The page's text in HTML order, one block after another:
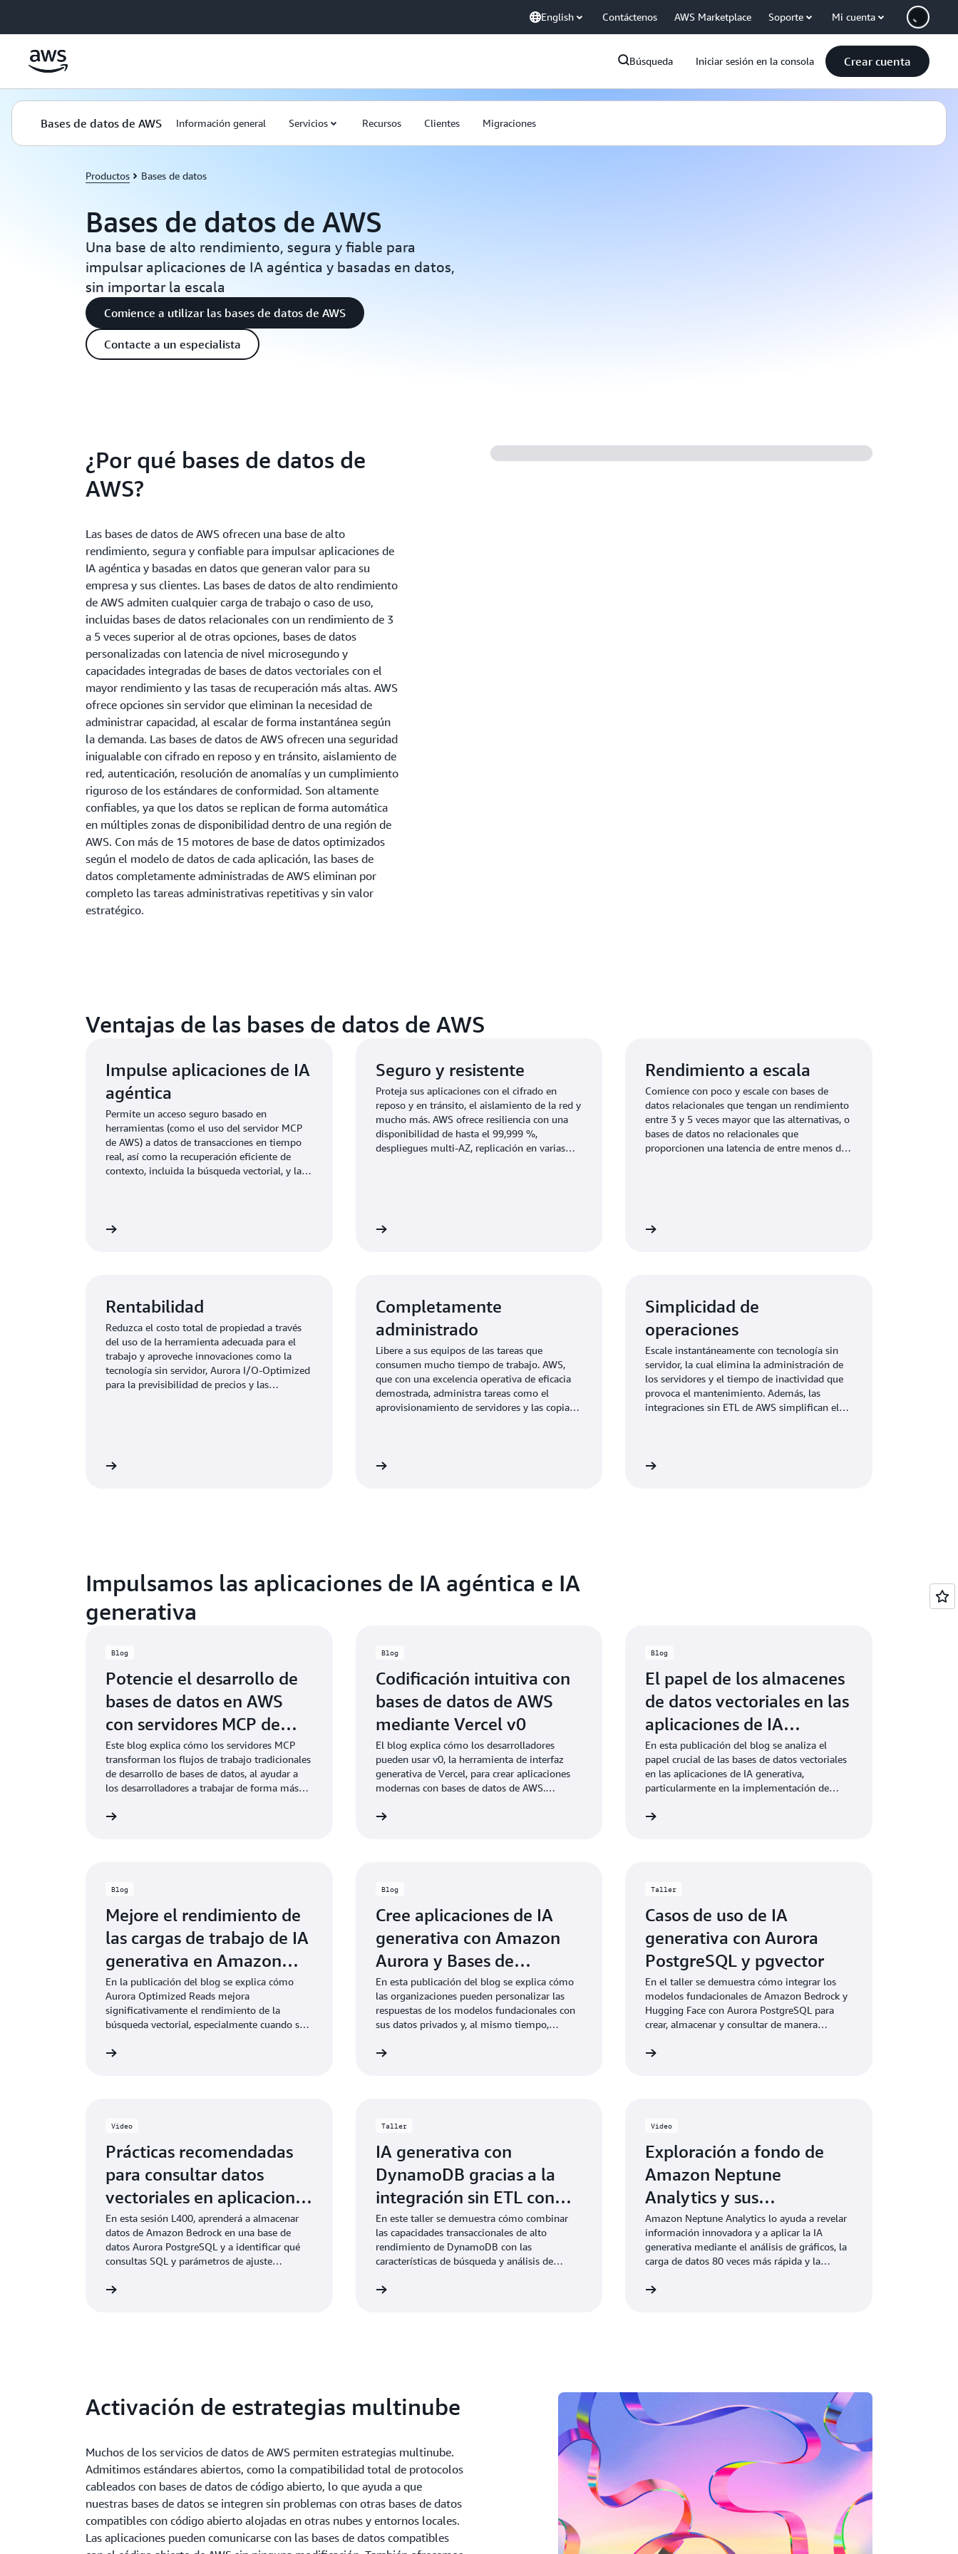
English Contáctenos AWS Marketplace Soporte Mi cuenta
Búsqueda Iniciar sesión en la consola Crear cuenta
Bases de datos de AWS Información general Servicios Recursos Clientes Migraciones
Productos Bases de datos
Bases de datos de AWS
Una base de alto rendimiento, segura y fiable para
impulsar aplicaciones de IA agéntica y basadas en datos,
sin importar la escala
Comience a utilizar las bases de datos de AWS
Contacte a un especialista
¿Por qué bases de datos de
AWS?
Las bases de datos de AWS ofrecen una base de alto
rendimiento, segura y confiable para impulsar aplicaciones de
IA agéntica y basadas en datos que generan valor para su
empresa y sus clientes. Las bases de datos de alto rendimiento
de AWS admiten cualquier carga de trabajo o caso de uso,
incluidas bases de datos relacionales con un rendimiento de 3
a 5 veces superior al de otras opciones, bases de datos
personalizadas con latencia de nivel microsegundo y
capacidades integradas de bases de datos vectoriales con el
mayor rendimiento y las tasas de recuperación más altas. AWS
ofrece opciones sin servidor que eliminan la necesidad de
administrar capacidad, al escalar de forma instantánea según
la demanda. Las bases de datos de AWS ofrecen una seguridad
inigualable con cifrado en reposo y en tránsito, aislamiento de
red, autenticación, resolución de anomalías y un cumplimiento
riguroso de los estándares de conformidad. Son altamente
confiables, ya que los datos se replican de forma automática
en múltiples zonas de disponibilidad dentro de una región de
AWS. Con más de 15 motores de base de datos optimizados
según el modelo de datos de cada aplicación, las bases de
datos completamente administradas de AWS eliminan por
completo las tareas administrativas repetitivas y sin valor
estratégico.
Ventajas de las bases de datos de AWS
Impulse aplicaciones de IA
agéntica
Permite un acceso seguro basado en
herramientas (como el uso del servidor MCP
de AWS) a datos de transacciones en tiempo
real, así como la recuperación eficiente de
contexto, incluida la búsqueda vectorial, y la
Seguro y resistente
Proteja sus aplicaciones con el cifrado en
reposo y en tránsito, el aislamiento de la red y
mucho más. AWS ofrece resiliencia con una
disponibilidad de hasta el 99,999 %,
despliegues multi-AZ, replicación en varias
Rendimiento a escala
Comience con poco y escale con bases de
datos relacionales que tengan un rendimiento
entre 3 y 5 veces mayor que las alternativas, o
bases de datos no relacionales que
proporcionen una latencia de entre menos de
Rentabilidad
Reduzca el costo total de propiedad a través
del uso de la herramienta adecuada para el
trabajo y aproveche innovaciones como la
tecnología sin servidor, Aurora I/O-Optimized
para la previsibilidad de precios y las
Completamente
administrado
Libere a sus equipos de las tareas que
consumen mucho tiempo de trabajo. AWS,
que con una excelencia operativa de eficacia
demostrada, administra tareas como el
aprovisionamiento de servidores y las copias
Simplicidad de
operaciones
Escale instantáneamente con tecnología sin
servidor, la cual elimina la administración de
los servidores y el tiempo de inactividad que
provoca el mantenimiento. Además, las
integraciones sin ETL de AWS simplifican el
Impulsamos las aplicaciones de IA agéntica e IA
generativa
Blog
Potencie el desarrollo de
bases de datos en AWS
con servidores MCP de
AWS
Este blog explica cómo los servidores MCP
transforman los flujos de trabajo tradicionales
de desarrollo de bases de datos, al ayudar a
los desarrolladores a trabajar de forma más
IA que comprenden el contexto, sugieren
Blog
Codificación intuitiva con
bases de datos de AWS
mediante Vercel v0
El blog explica cómo los desarrolladores
pueden usar v0, la herramienta de interfaz
generativa de Vercel, para crear aplicaciones
modernas con bases de datos de AWS.
diferentes bases de datos, como Aurora,
Blog
El papel de los almacenes
de datos vectoriales en las
aplicaciones de IA
generativa
En esta publicación del blog se analiza el
papel crucial de las bases de datos vectoriales
en las aplicaciones de IA generativa,
particularmente en la implementación de
vectoriales ayudan a almacenar y consultar las
Blog
Mejore el rendimiento de
las cargas de trabajo de IA
generativa en Amazon
Aurora con Optimized
Reads y pgvector
En la publicación del blog se explica cómo
Aurora Optimized Reads mejora
significativamente el rendimiento de la
búsqueda vectorial, especialmente cuando se
rendimiento de consultas hasta 20 veces
Blog
Cree aplicaciones de IA
generativa con Amazon
Aurora y Bases de
conocimiento de Amazon
Bedrock
En esta publicación del blog se explica cómo
las organizaciones pueden personalizar las
respuestas de los modelos fundacionales con
sus datos privados y, al mismo tiempo,
de Aurora y el flujo de trabajo de RAG
Taller
Casos de uso de IA
generativa con Aurora
PostgreSQL y pgvector
En el taller se demuestra cómo integrar los
modelos fundacionales de Amazon Bedrock y
Hugging Face con Aurora PostgreSQL para
crear, almacenar y consultar de manera
Video
Prácticas recomendadas
para consultar datos
vectoriales en aplicaciones
de IA generativa con
PostgreSQL
En esta sesión L400, aprenderá a almacenar
datos de Amazon Bedrock en una base de
datos Aurora PostgreSQL y a identificar qué
consultas SQL y parámetros de ajuste
trabajar con datos de IA/ML, tipos de datos
Taller
IA generativa con
DynamoDB gracias a la
integración sin ETL con
OpenSearch Service y
Amazon Bedrock
En este taller se demuestra cómo combinar
las capacidades transaccionales de alto
rendimiento de DynamoDB con las
características de búsqueda y análisis de
sólida para aplicaciones de razonamiento
Video
Exploración a fondo de
Amazon Neptune
Analytics y sus
capacidades de IA
generativa
Amazon Neptune Analytics lo ayuda a revelar
información innovadora y a aplicar la IA
generativa mediante el análisis de gráficos, la
carga de datos 80 veces más rápida y la
Activación de estrategias multinube
Muchos de los servicios de datos de AWS permiten estrategias multinube.
Admitimos estándares abiertos, como la compatibilidad total de protocolos
cableados con bases de datos de código abierto, lo que ayuda a que
nuestras bases de datos se integren sin problemas con otras bases de datos
compatibles con código abierto alojadas en otras nubes y entornos locales.
Las aplicaciones pueden comunicarse con las bases de datos compatibles